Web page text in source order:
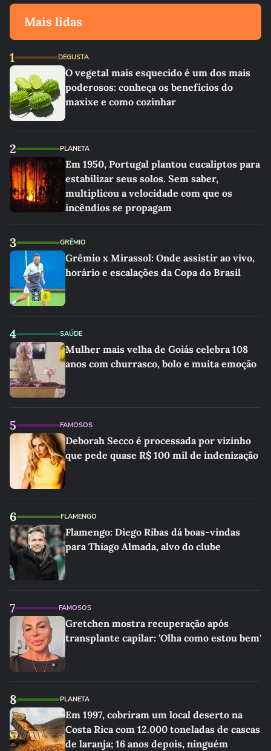
Mais lidas
1 DEGUSTA
O vegetal mais esquecido é um dos mais
poderosos: conheça os benefícios do
maxixe e como cozinhar
2 PLANETA
Em 1950, Portugal plantou eucaliptos para
estabilizar seus solos. Sem saber,
multiplicou a velocidade com que os
incêndios se propagam
3 GRÊMIO
Grêmio x Mirassol: Onde assistir ao vivo,
horário e escalações da Copa do Brasil
4 SAÚDE
Mulher mais velha de Goiás celebra 108
anos com churrasco, bolo e muita emoção
5 FAMOSOS
Deborah Secco é processada por vizinho
que pede quase R$ 100 mil de indenização
6 FLAMENGO
Flamengo: Diego Ribas dá boas-vindas
para Thiago Almada, alvo do clube
7 FAMOSOS
Gretchen mostra recuperação após
transplante capilar: 'Olha como estou bem'
8 PLANETA
Em 1997, cobriram um local deserto na
Costa Rica com 12.000 toneladas de cascas
de laranja; 16 anos depois, ninguém